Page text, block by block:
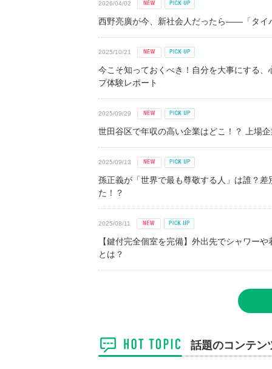
2026/04/02
西野亮廣が今、新社会人だったら――「タイ
2025/10/21
今こそ知っておくべき！自分を大事にする
プ体験レポート
2025/09/29
世田谷区で年収の高い企業はどこ！？ 上場
2025/09/13
孫正義が「世界で最も尊敬する人」は誰？
た！？
2025/08/11
【鍵付完全個室を完備】外出先でシャワー
とは？
話題のコンテン